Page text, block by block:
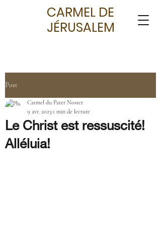
CARMEL DE
JÉRUSALEM
Post
Le Christ est ressuscité!
Alléluia!
Carmel du Pater Noster
9 avr. 2023 1 min de lecture